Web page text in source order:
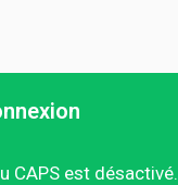
CAPS est désactivé.